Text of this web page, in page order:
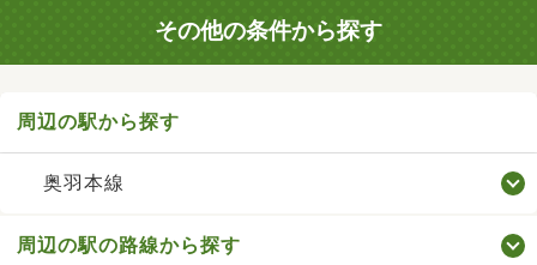
その他の条件から探す
周辺の駅から探す
奥羽本線
周辺の駅の路線から探す